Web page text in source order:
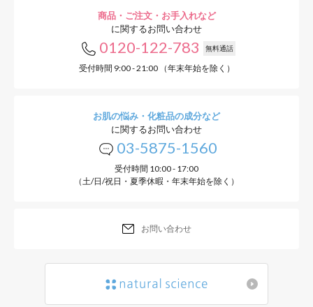
商品・ご注文・お手入れなど
に関するお問い合わせ
0120-122-783 無料通話
受付時間 9:00 - 21:00 （年末年始を除く）
お肌の悩み・化粧品の成分など
に関するお問い合わせ
03-5875-1560
受付時間 10:00 - 17:00
（土/日/祝日・夏季休暇・年末年始を除く）
お問い合わせ